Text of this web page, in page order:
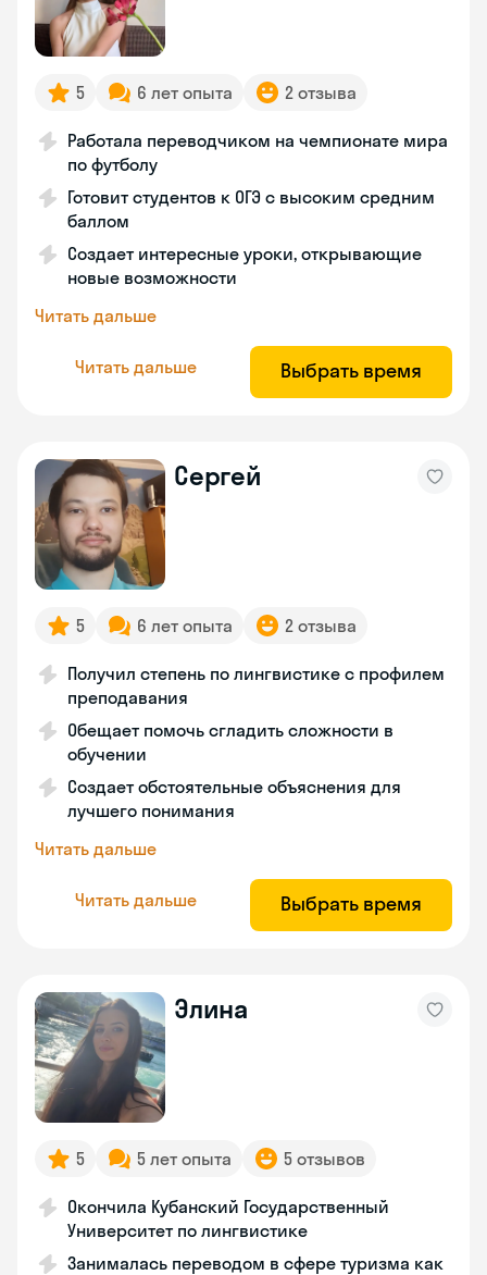
5 6 лет опыта 2 отзыва
Работала переводчиком на чемпионате мира
по футболу
Готовит студентов к ОГЭ с высоким средним
баллом
Создает интересные уроки, открывающие
новые возможности
Читать дальше
Читать дальше Выбрать время
Сергей
5 6 лет опыта 2 отзыва
Получил степень по лингвистике с профилем
преподавания
Обещает помочь сгладить сложности в
обучении
Создает обстоятельные объяснения для
лучшего понимания
Читать дальше
Читать дальше Выбрать время
Элина
5 5 лет опыта 5 отзывов
Окончила Кубанский Государственный
Университет по лингвистике
Занималась переводом в сфере туризма как